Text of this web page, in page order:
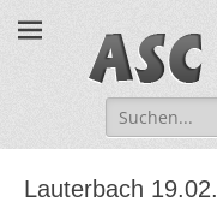
Suche
nach:
Lauterbach 19.02.